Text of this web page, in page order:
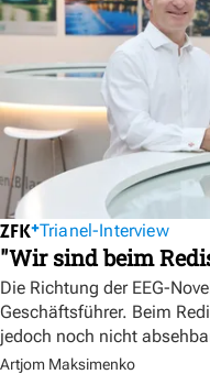
Trianel-Interview
"Wir sind beim
Die Richtung der EEG-
Geschäftsführer. Beim
jedoch noch nicht
Artjom Maksimenko